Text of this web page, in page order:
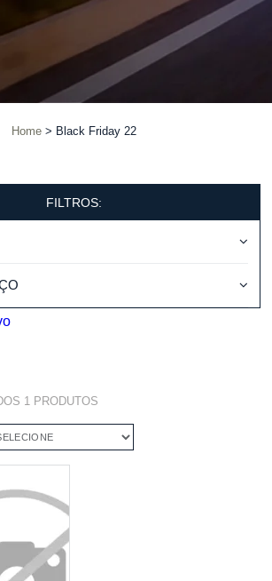
Home Black Friday 22
FILTROS:
1 PRODUTOS